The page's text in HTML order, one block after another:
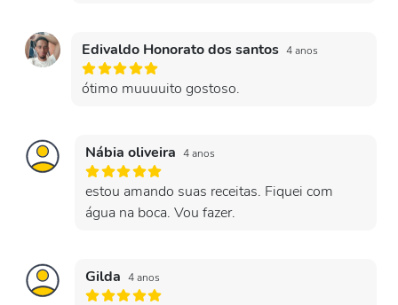
Edivaldo Honorato dos santos 4 anos
ótimo muuuuito gostoso.
Nábia oliveira 4 anos
estou amando suas receitas. Fiquei com
água na boca. Vou fazer.
Gilda 4 anos